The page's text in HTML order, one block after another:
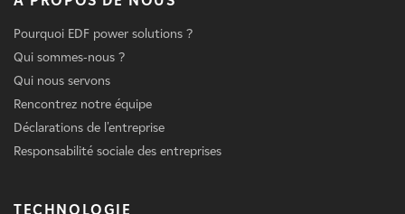
Pourquoi EDF power solutions ?
Qui sommes-nous ?
Qui nous servons
Rencontrez notre équipe
Déclarations de l'entreprise
Responsabilité sociale des entreprises
TECHNOLOGIE